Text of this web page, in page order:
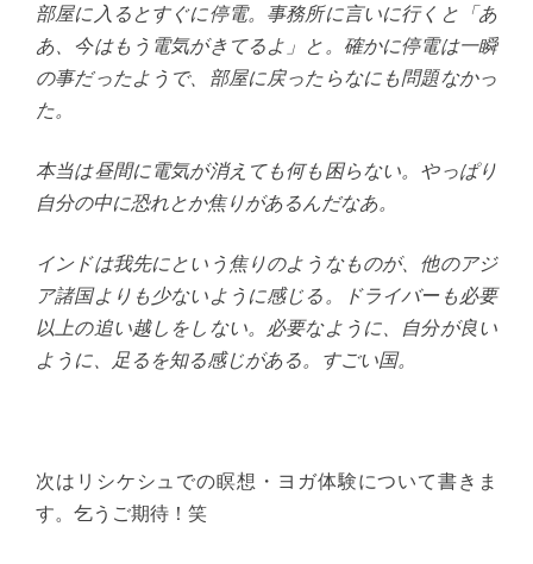
部屋に入るとすぐに停電。事務所に言いに行くと「あ
あ、今はもう電気がきてるよ」と。確かに停電は一瞬
の事だったようで、部屋に戻ったらなにも問題なかっ
た。
本当は昼間に電気が消えても何も困らない。やっぱり
自分の中に恐れとか焦りがあるんだなあ。
インドは我先にという焦りのようなものが、他のアジ
ア諸国よりも少ないように感じる。ドライバーも必要
以上の追い越しをしない。必要なように、自分が良い
ように、足るを知る感じがある。すごい国。
次はリシケシュでの瞑想・ヨガ体験について書きま
す。乞うご期待！笑